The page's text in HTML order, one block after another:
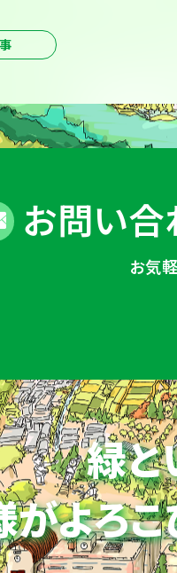
お問い合
お気
緑と
よろこ